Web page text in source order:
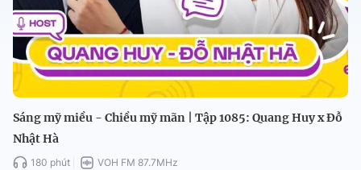
Sáng mỹ miều - Chiều mỹ mãn | Tập 1085: Quang Huy x Đỗ
Nhật Hà
180 phút VOH FM 87.7MHz